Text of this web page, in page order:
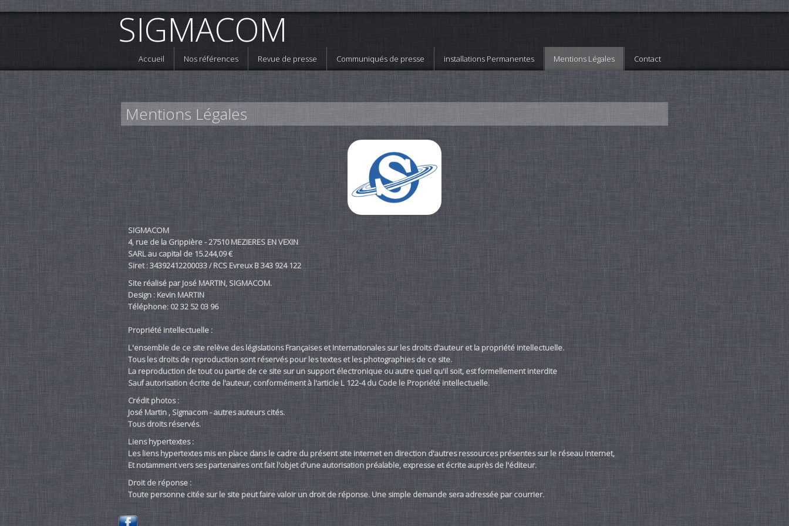
SIGMACOM
Accueil Nos références Revue de presse Communiqués de presse installations Permanentes Mentions Légales Contact
Mentions Légales
SIGMACOM
4, rue de la Grippière - 27510 MEZIERES EN VEXIN
SARL au capital de 15.244,09 €
Siret : 34392412200033 / RCS Evreux B 343 924 122
Site réalisé par José MARTIN, SIGMACOM.
Design : Kevin MARTIN
Téléphone: 02 32 52 03 96
Propriété intellectuelle :
L'ensemble de ce site relève des législations Françaises et Internationales sur les droits d'auteur et la propriété intellectuelle.
Tous les droits de reproduction sont réservés pour les textes et les photographies de ce site.
La reproduction de tout ou partie de ce site sur un support électronique ou autre quel qu'il soit, est formellement interdite
Sauf autorisation écrite de l'auteur, conformément à l'article L 122-4 du Code le Propriété intellectuelle.
Crédit photos :
José Martin , Sigmacom - autres auteurs cités.
Tous droits réservés.
Liens hypertextes :
Les liens hypertextes mis en place dans le cadre du présent site internet en direction d'autres ressources présentes sur le réseau Internet,
Et notamment vers ses partenaires ont fait l'objet d'une autorisation préalable, expresse et écrite auprès de l'éditeur.
Droit de réponse :
Toute personne citée sur le site peut faire valoir un droit de réponse. Une simple demande sera adressée par courrier.